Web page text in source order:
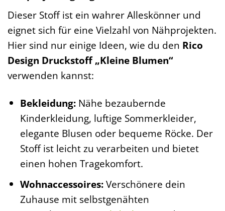
Dieser Stoff ist ein wahrer Alleskönner und
eignet sich für eine Vielzahl von Nähprojekten.
Hier sind nur einige Ideen, wie du den Rico
Design Druckstoff „Kleine Blumen“
verwenden kannst:
Bekleidung:Nähe bezaubernde
Kinderkleidung, luftige Sommerkleider,
elegante Blusen oder bequeme Röcke. Der
Stoff ist leicht zu verarbeiten und bietet
einen hohen Tragekomfort.
Wohnaccessoires:Verschönere dein
Zuhause mit selbstgenähten